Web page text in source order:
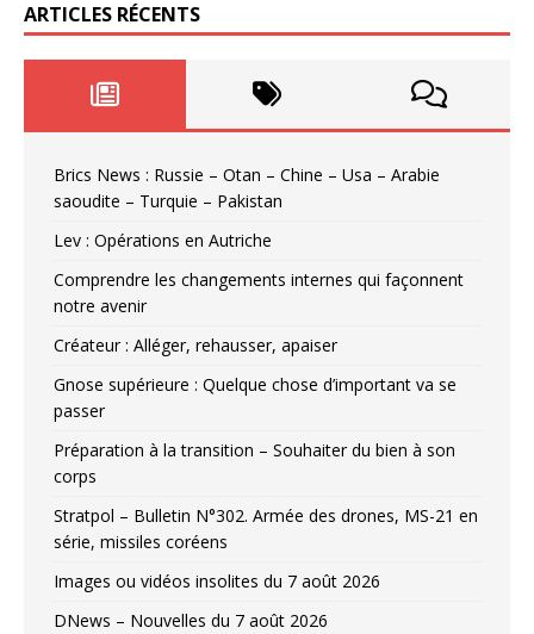
ARTICLES RÉCENTS
Brics News : Russie – Otan – Chine – Usa – Arabie
saoudite – Turquie – Pakistan
Lev : Opérations en Autriche
Comprendre les changements internes qui façonnent
notre avenir
Créateur : Alléger, rehausser, apaiser
Gnose supérieure : Quelque chose d’important va se
passer
Préparation à la transition – Souhaiter du bien à son
corps
Stratpol – Bulletin N°302. Armée des drones, MS-21 en
série, missiles coréens
Images ou vidéos insolites du 7 août 2026
DNews – Nouvelles du 7 août 2026